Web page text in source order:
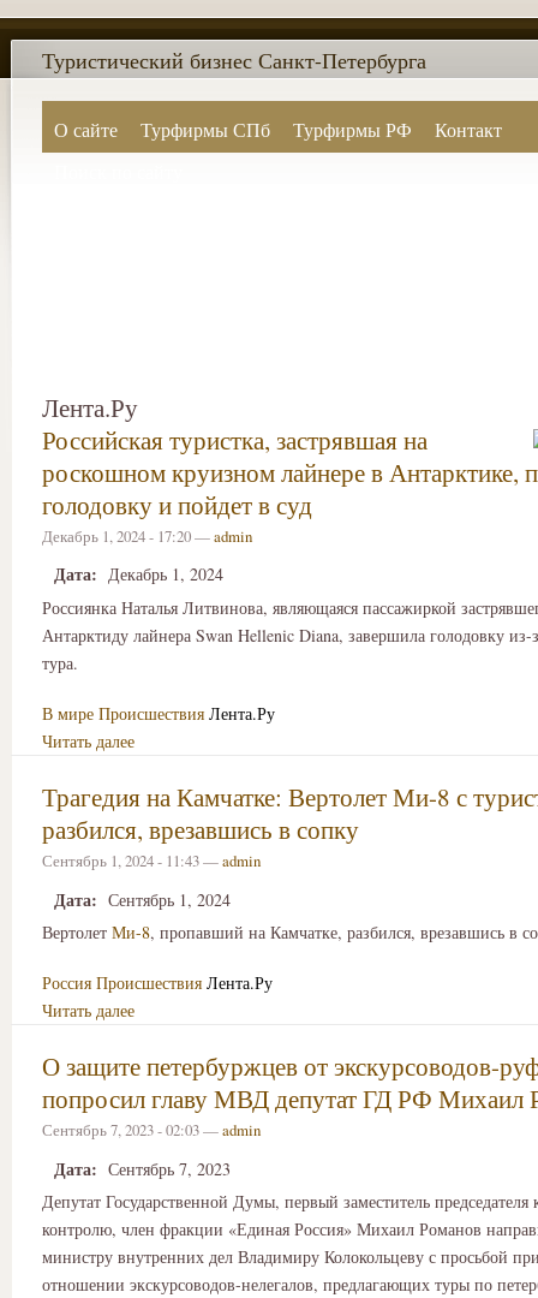
О сайте Турфирмы СПб Турфирмы РФ
Контакт
Туристический бизнес Санкт-Петербурга
Лента.Ру
Российская туристка, застрявшая на
роскошном круизном лайнере в Антарктике,
голодовку и пойдет в суд
Декабрь 1, 2024 - 17:20 —admin
Дата: Декабрь 1, 2024
Россиянка Наталья Литвинова, являющаяся пассажиркой
Антарктиду лайнера Swan Hellenic Diana, завершила голодовку из-
тура.
В мире Происшествия Лента.Ру
Читать далее
Трагедия на Камчатке: Вертолет Ми-8 с
разбился, врезавшись в сопку
Сентябрь 1, 2024 - 11:43 —admin
Дата: Сентябрь 1, 2024
Вертолет Ми-8, пропавший на Камчатке, разбился, врезавшись в
Россия Происшествия Лента.Ру
Читать далее
О защите петербуржцев от экскурсоводов-
попросил главу МВД депутат ГД РФ Михаил
Сентябрь 7, 2023 - 02:03 —admin
Дата: Сентябрь 7, 2023
Депутат Государственной Думы, первый заместитель председателя
контролю, член фракции «Единая Россия» Михаил Романов
министру внутренних дел Владимиру Колокольцеву с просьбой
отношении экскурсоводов-нелегалов, предлагающих туры по